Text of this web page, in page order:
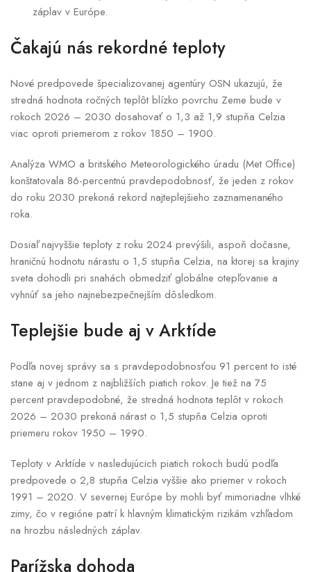
záplav v Európe.
Čakajú nás rekordné teploty
Nové predpovede špecializovanej agentúry OSN ukazujú, že
stredná hodnota ročných teplôt blízko povrchu Zeme bude v
rokoch 2026 – 2030 dosahovať o 1,3 až 1,9 stupňa Celzia
viac oproti priemerom z rokov 1850 – 1900.
Analýza WMO a britského Meteorologického úradu (Met Office)
konštatovala 86-percentnú pravdepodobnosť, že jeden z rokov
do roku 2030 prekoná rekord najteplejšieho zaznamenaného
roka.
Dosiaľ najvyššie teploty z roku 2024 prevýšili, aspoň dočasne,
hraničnú hodnotu nárastu o 1,5 stupňa Celzia, na ktorej sa krajiny
sveta dohodli pri snahách obmedziť globálne otepľovanie a
vyhnúť sa jeho najnebezpečnejším dôsledkom.
Teplejšie bude aj v Arktíde
Podľa novej správy sa s pravdepodobnosťou 91 percent to isté
stane aj v jednom z najbližších piatich rokov. Je tiež na 75
percent pravdepodobné, že stredná hodnota teplôt v rokoch
2026 – 2030 prekoná nárast o 1,5 stupňa Celzia oproti
priemeru rokov 1950 – 1990.
Teploty v Arktíde v nasledujúcich piatich rokoch budú podľa
predpovede o 2,8 stupňa Celzia vyššie ako priemer v rokoch
1991 – 2020. V severnej Európe by mohli byť mimoriadne vlhké
zimy, čo v regióne patrí k hlavným klimatickým rizikám vzhľadom
na hrozbu následných záplav.
Parížska dohoda